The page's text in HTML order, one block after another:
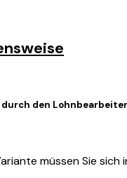
den
müssen Sie